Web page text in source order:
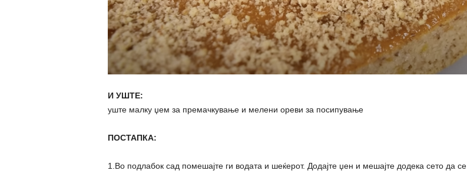
И УШТЕ:
уште малку џем за премачкување и мелени ореви за посипување
ПОСТАПКА:
1.Во подлабок сад помешајте ги водата и шеќерот. Додајте џен и мешајте додека сето да се